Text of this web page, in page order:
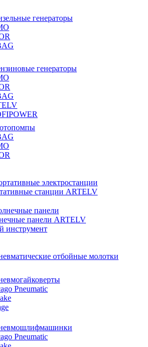
генераторы
генераторы
электростанции
станции ARTELV
панели
панели ARTELV
инструмент
отбойные молотки
Pneumatic
Pneumatic